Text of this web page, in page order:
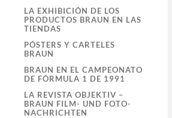
LA EXHIBICIÓN DE LOS
PRODUCTOS BRAUN EN LAS
TIENDAS
PÓSTERS Y CARTELES
BRAUN
BRAUN EN EL CAMPEONATO
DE FÓRMULA 1 DE 1991
LA REVISTA OBJEKTIV –
BRAUN FILM- UND FOTO-
NACHRICHTEN